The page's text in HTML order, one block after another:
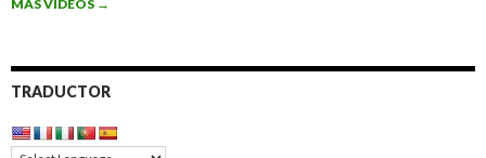
MÁS VÍDEOS →
TRADUCTOR